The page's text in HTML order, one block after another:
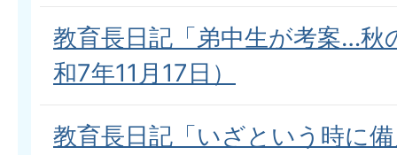
教育長日記「弟中生が考案…秋
和7年11月17日）
教育長日記「いざという時に